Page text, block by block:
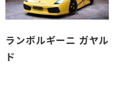
ランボルギーニ ガヤル
ド